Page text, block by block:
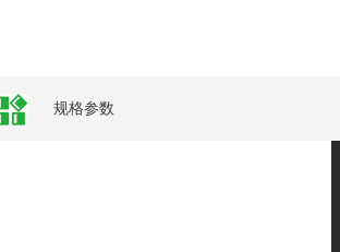
规格参数